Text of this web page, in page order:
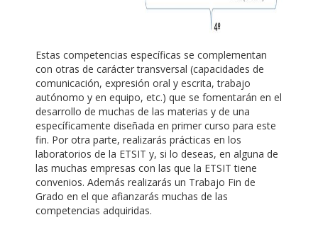
Estas competencias específicas se complementan
con otras de carácter transversal (capacidades de
comunicación, expresión oral y escrita, trabajo
autónomo y en equipo, etc.) que se fomentarán en el
desarrollo de muchas de las materias y de una
específicamente diseñada en primer curso para este
fin. Por otra parte, realizarás prácticas en los
laboratorios de la ETSIT y, si lo deseas, en alguna de
las muchas empresas con las que la ETSIT tiene
convenios. Además realizarás un Trabajo Fin de
Grado en el que afianzarás muchas de las
competencias adquiridas.